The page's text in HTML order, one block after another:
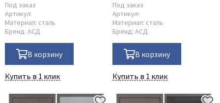
Под заказ
Артикул:
Материал: сталь
Бренд: АСД
В корзину
Купить в 1 клик
Под заказ
Артикул:
Материал: сталь
Бренд: АСД
В корзину
Купить в 1 клик